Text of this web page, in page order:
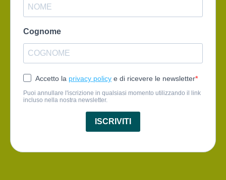
Cognome
Accetto la privacy policy e di ricevere le newsletter
Puoi annullare l'iscrizione in qualsiasi momento utilizzando il link
incluso nella nostra newsletter.
ISCRIVITI